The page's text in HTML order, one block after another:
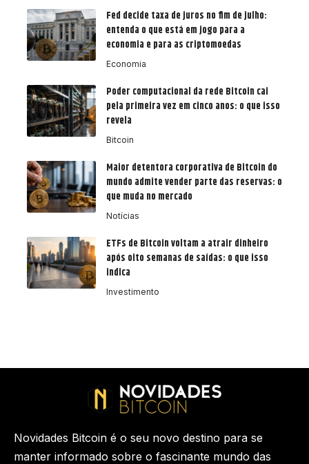
Fed decide taxa de juros no fim de julho:
entenda o que está em jogo para a
economia e para as criptomoedas
Economia
Poder computacional da rede Bitcoin cai
pela primeira vez em cinco anos: o que isso
revela
Bitcoin
Maior detentora corporativa de Bitcoin do
mundo admite vender parte das reservas: o
que muda no mercado
Notícias
ETFs de Bitcoin voltam a atrair dinheiro
após oito semanas de saídas: o que isso
indica
Investimento
Novidades Bitcoin é o seu novo destino para se
manter informado sobre o fascinante mundo das